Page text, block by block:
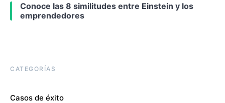
Conoce las 8 similitudes entre Einstein y los
emprendedores
CATEGORÍAS
Casos de éxito